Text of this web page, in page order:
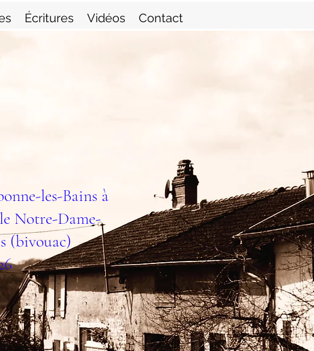
Écritures Vidéos Contact
les-Bains à
Notre-Dame-
(bivouac)